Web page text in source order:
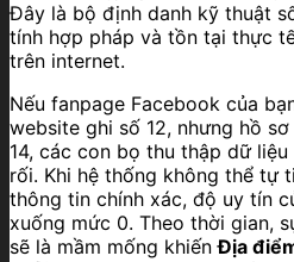
Đây là bộ định danh kỹ thuật
tính hợp pháp và tồn tại thực
trên internet.
Nếu fanpage Facebook của
website ghi số 12, nhưng hồ
14, các con bọ thu thập dữ
rối. Khi hệ thống không thể tự
thông tin chính xác, độ uy tín
xuống mức 0. Theo thời gian,
sẽ là mầm mống khiếnĐịa